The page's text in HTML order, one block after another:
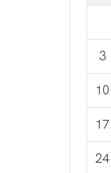
3
10
17
24